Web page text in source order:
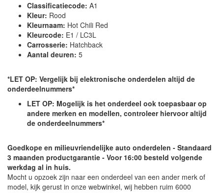
Classificatiecode: A1
Kleur: Rood
Kleurnaam: Hot Chili Red
Kleurcode: E1 / LC3L
Carrosserie: Hatchback
Aantal deuren: 5
*LET OP: Vergelijk bij elektronische onderdelen altijd de
onderdeelnummers*
LET OP: Mogelijk is het onderdeel ook toepasbaar op
andere merken en modellen, controleer hiervoor altijd
de onderdeelnummers*
Goedkope en milieuvriendelijke auto onderdelen - Standaard
3 maanden productgarantie - Voor 16:00 besteld volgende
werkdag al in huis.
Mocht u opzoek zijn naar een onderdeel van een ander merk of
model, kijk gerust in onze webwinkel, wij hebben ruim 6000